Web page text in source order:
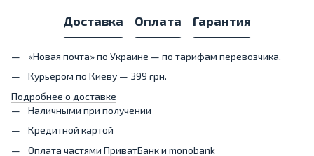
Доставка Оплата Гарантия
«Новая почта» по Украине — по тарифам перевозчика.
Курьером по Киеву — 399 грн.
Подробнее о доставке
Наличными при получении
Кредитной картой
Оплата частями ПриватБанк и monobank